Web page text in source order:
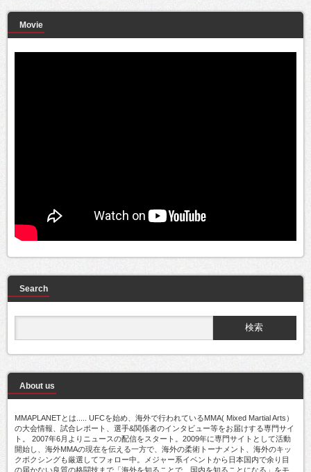
Movie
Search
About us
MMAPLANETとは..... UFCを始め、海外で行われているMMA( Mixed Martial Arts）
の大会情報、試合レポート、選手&関係者のインタビュー等をお届けする専門サイ
ト。 2007年6月よりニュースの配信をスタート。2009年に専門サイトとして活動
開始し、海外MMAの現在を伝える一方で、海外の柔術トーナメント、海外のキッ
クボクシングも厳選してフォロー中。メジャー系イベントから日本国内で余り目
の届かない良質の格闘技まで「海外を知ることで、国内を知ることになる」をモ